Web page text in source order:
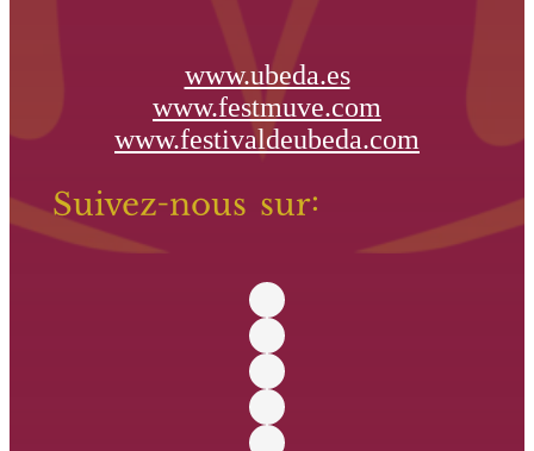
www.ubeda.es
www.festmuve.com
www.festivaldeubeda.com
Suivez-nous sur: